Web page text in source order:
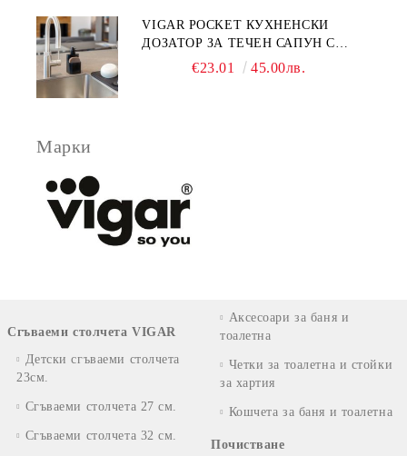
VIGAR POCKET КУХНЕНСКИ
ДОЗАТОР ЗА ТЕЧЕН САПУН С
МЯСТО ЗА ГЪБА, ЧЕРЕН
€23.01 45.00лв.
Марки
Сгъваеми столчета VIGAR
Детски сгъваеми столчета
23см.
Сгъваеми столчета 27 см.
Сгъваеми столчета 32 см.
Аксесоари за баня и
тоалетна
Четки за тоалетна и стойки
за хартия
Кошчета за баня и тоалетна
Почистване